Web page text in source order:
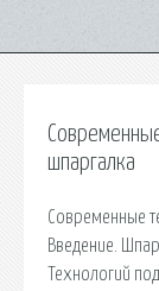
шпаргалка
Современные
Введение.
Технологий